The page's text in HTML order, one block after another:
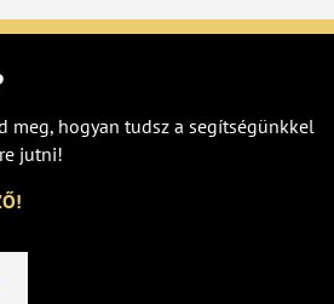
meg, hogyan tudsz a segítségünkkel
jutni!